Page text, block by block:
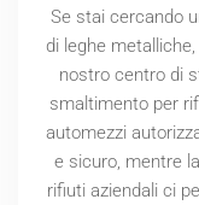
Se stai cercando
di leghe
nostro centro di
smaltimento per
automezzi
e sicuro, mentre
rifiuti aziendali ci